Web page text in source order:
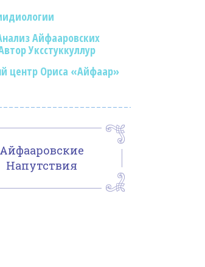
Айфааровских
Уксстуккуллур
центр Ориса «Айфаар»
Айфааровские
Напутствия